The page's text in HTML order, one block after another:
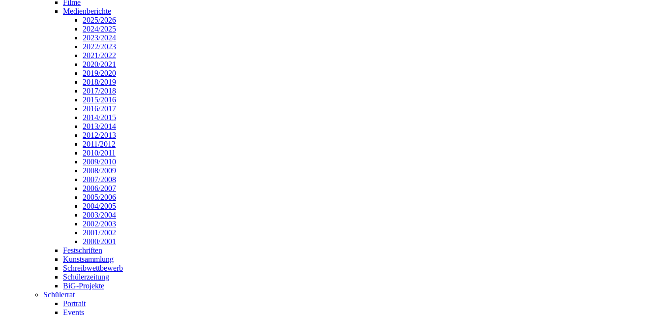
Filme
Medienberichte
2025/2026
2024/2025
2023/2024
2022/2023
2021/2022
2020/2021
2019/2020
2018/2019
2017/2018
2015/2016
2016/2017
2014/2015
2013/2014
2012/2013
2011/2012
2010/2011
2009/2010
2008/2009
2007/2008
2006/2007
2005/2006
2004/2005
2003/2004
2002/2003
2001/2002
2000/2001
Festschriften
Kunstsammlung
Schreibwettbewerb
Schülerzeitung
BiG-Projekte
Schülerrat
Portrait
Events